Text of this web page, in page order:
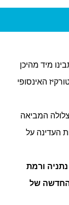
מיד מהיכן
האינסופי
המביאה
העדינה על
ורמת
החדשה של